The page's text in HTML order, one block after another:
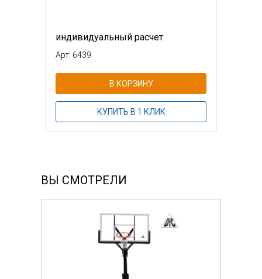
индивидуальный расчет
Арт: 6439
В КОРЗИНУ
КУПИТЬ В 1 КЛИК
ВЫ СМОТРЕЛИ